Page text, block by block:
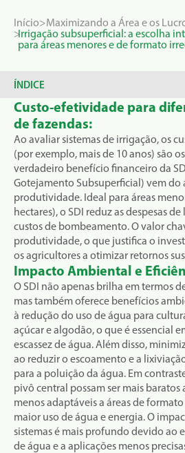
Início
Maximizando a Área e os
Irrigação subsuperficial: a escolha
para áreas menores e de formato
Custo-efetividade para
de fazendas:
Ao avaliar sistemas de irrigação, os
(por exemplo, mais de 10 anos) são
verdadeiro benefício financeiro da
Gotejamento Subsuperficial) vem do
produtividade. Ideal para áreas
hectares), o SDI reduz as despesas
custos de bombeamento. O valor
produtividade, o que justifica o
os agricultores a otimizar retornos
Impacto Ambiental e
O SDI não apenas brilha em termos
mas também oferece benefícios
à redução do uso de água para
açúcar e algodão, o que é essencial
escassez de água. Além disso,
ao reduzir o escoamento e a
para a poluição da água. Em
pivô central possam ser mais baratos
menos adaptáveis a áreas de
maior uso de água e energia. O
sistemas é mais profundo devido ao
de água e a aplicações menos
ÍNDICE